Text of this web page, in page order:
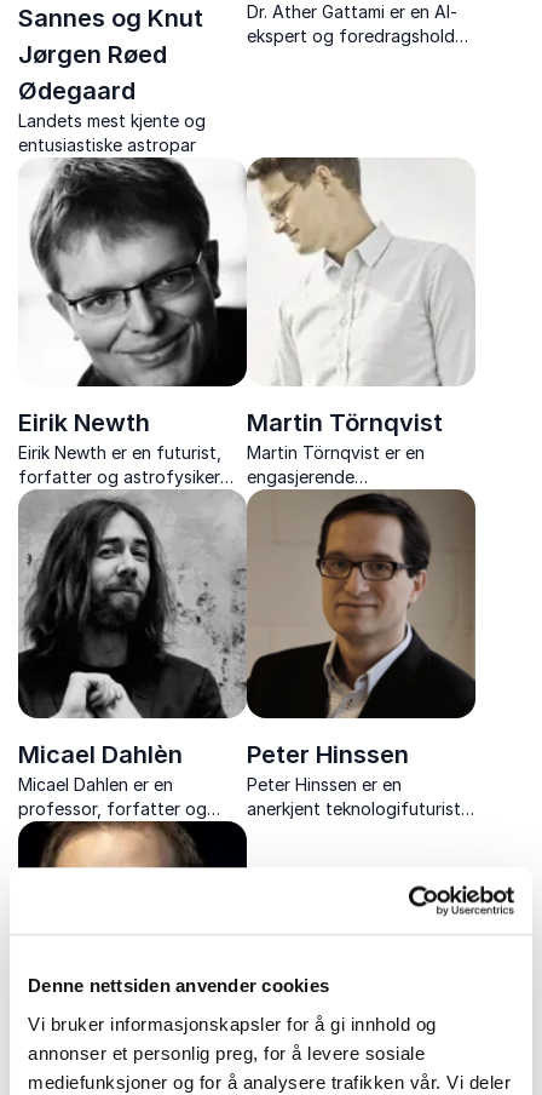
Denne nettsiden anvender cookies
Vi bruker informasjonskapsler for å gi innhold og
annonser et personlig preg, for å levere sosiale
mediefunksjoner og for å analysere trafikken vår. Vi deler
Sannes og Knut
Jørgen Røed
Ødegaard
Landets mest kjente og
entusiastiske astropar
Dr. Ather Gattami er en AI-
ekspert og foredragsholder
Eirik Newth
Eirik Newth er en futurist,
forfatter og astrofysiker
som gir inspirerende
foredrag om fremtidens
teknologi, kunstig intelligens
og verdensrommets
muligheter.
Martin Törnqvist
Martin Törnqvist er en
engasjerende
foredragsholder og ekspert
på bærekraft, som inspirerer
bedrifter og organisasjoner
til å ta ansvar og skape
positive endringer gjennom
innovasjon og grønn
omstilli...
Micael Dahlèn
Micael Dahlen er en
professor, forfatter og
ettertraktet
foredragsholder kjent for
lykke, kreativitet og
økonomi former fremtiden.
Peter Hinssen
Peter Hinssen er en
anerkjent teknologifuturist
transformasjon, innovasjon
og fremtidens teknologiske
landskap.
Peter Sunde